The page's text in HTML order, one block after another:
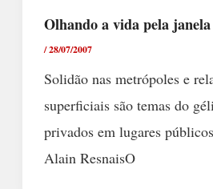
Olhando a vida pela janela
/28/07/2007
Solidão nas metrópoles e
superficiais são temas do
privados em lugares
Alain ResnaisO